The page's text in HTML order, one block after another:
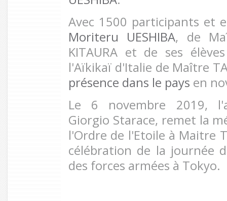
Avec 1500 participants et
Moriteru UESHIBA, de
KITAURA et de ses
l'Aïkikaï d'Italie de Maître
présence dans le pays en
Le 6 novembre 2019,
Giorgio Starace, remet la
l'Ordre de l'Etoile à Maitre
célébration de la journée
des forces armées à Tokyo.